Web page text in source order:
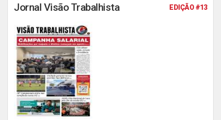
Jornal Visão Trabalhista EDIÇÃO #13